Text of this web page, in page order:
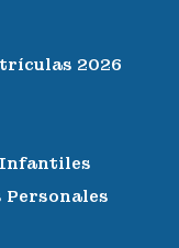
2026
Infantiles